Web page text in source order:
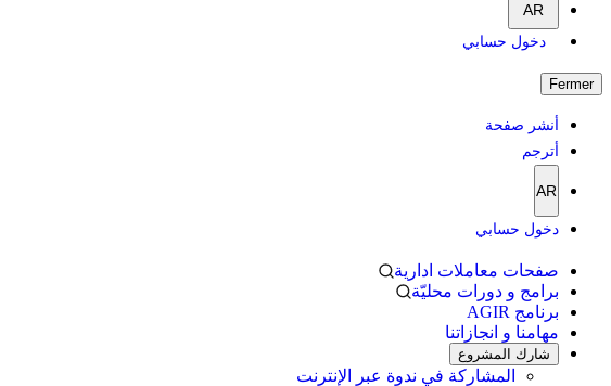
AR
دخول حسابي
Fermer
أنشر صفحة
أترجم
AR
دخول حسابي
صفحات معاملات ادارية
برامج و دورات محليّة
برنامج AGIR
مهامنا و انجازاتنا
شارك المشروع
المشاركة في ندوة عبر الإنترنت